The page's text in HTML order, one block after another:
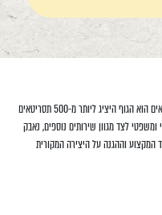
במקצוע בודד כמו כתיבה, חייבים להתאגד. איגוד התסריטאים הוא הגוף היציג ליותר מ-500 תסריטאים
ומשפטי לצד מגוון שירותים נוספים, נאבק
המקצוע וההגנה על היצירה המקורית